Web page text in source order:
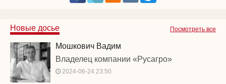
Посмотреть все
Новые досье
Мошкович Вадим
Владелец компании «Русагро»
2024-06-24 23:50